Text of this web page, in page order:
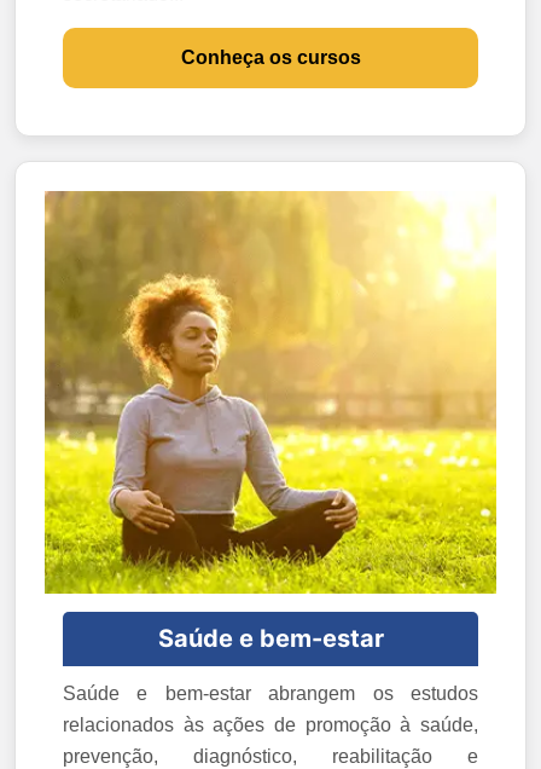
Conheça os cursos
Saúde e bem-estar
Saúde e bem-estar abrangem os estudos
relacionados às ações de promoção à saúde,
prevenção, diagnóstico, reabilitação e